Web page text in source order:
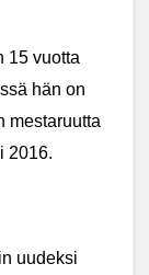
15 vuotta
hän on
mestaruutta
2016.
uudeksi